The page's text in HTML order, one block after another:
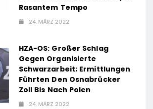
Rasantem Tempo
24. MÄRZ 2022
HZA-OS: Großer Schlag
Gegen Organisierte
Schwarzarbeit; Ermittlungen
Führten Den Osnabrücker
Zoll Bis Nach Polen
24. MÄRZ 2022